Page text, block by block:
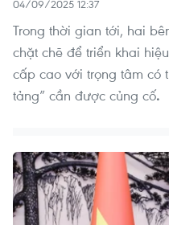
04/09/2025 12:37
Trong thời gian tới, hai
chặt chẽ để triển khai
cấp cao với trọng tâm có
tảng” cần được củng cố.